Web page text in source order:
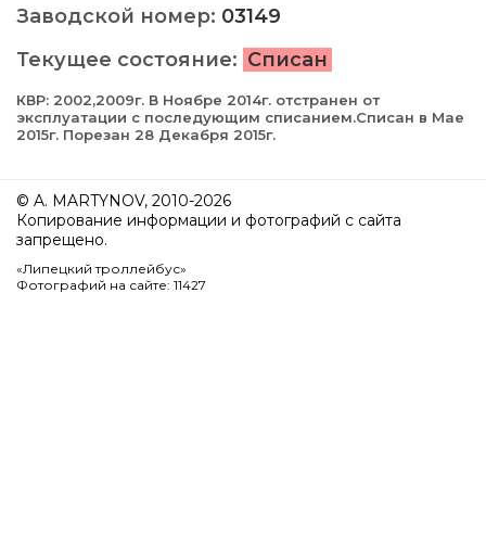
Заводской номер: 03149
Текущее состояние: Списан
КВР: 2002,2009г. В Ноябре 2014г. отстранен от
эксплуатации с последующим списанием.Списан в Мае
2015г. Порезан 28 Декабря 2015г.
© A. MARTYNOV, 2010-2026
Копирование информации и фотографий с сайта
запрещено.
«Липецкий троллейбус»
Фотографий на сайте: 11427